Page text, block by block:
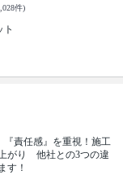
件)
ト
『責任感』を重視！施工
がり 他社との3つの違
す！